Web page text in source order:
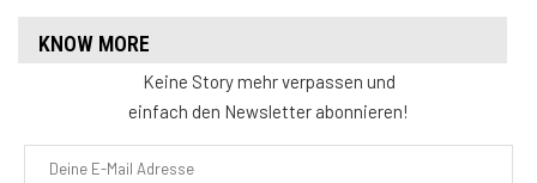
KNOW MORE
Keine Story mehr verpassen und
einfach den Newsletter abonnieren!